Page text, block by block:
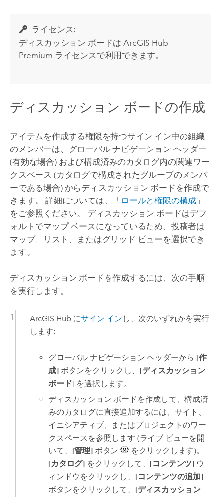
ライセンス:
ディスカッション ボードはArcGIS Hub
Premium ライセンスで利用できます。
ディスカッション ボードの作成
アイテムを作成する権限を持つサイン イン中の組織
のメンバーは、グローバル ナビゲーション ヘッダー
(有効な場合) および構成済みのカタログ内の関連ワー
クスペース (カタログで構成されたグループのメンバ
ーである場合) からディスカッション ボードを作成で
きます。 詳細については、「 ロールと権限の構成」
をご参照ください。 ディスカッション ボードはデフ
ォルトでマップ ベースになっているため、投稿者は
マップ、リスト、またはグリッド ビューを選択でき
ます。
ディスカッション ボードを作成するには、次の手順
を実行します。
ArcGIS Hubにサイン イン し、次のいずれかを実行
します:
グローバル ナビゲーション ヘッダーから [作
成] ボタンをクリックし、 [ディスカッション
ボード] を選択します。
ディスカッション ボードを作成して、構成済
みのカタログに直接追加するには、サイト、
イニシアティブ、またはプロジェクトのワー
クスペースを参照します (ライブ ビューを開
いて、 [管理] ボタン
をクリックします)。
[カタログ] をクリックして、 [コンテンツ] ウ
ィンドウをクリックし、 [コンテンツの追加]
ボタンをクリックして、 [ディスカッション